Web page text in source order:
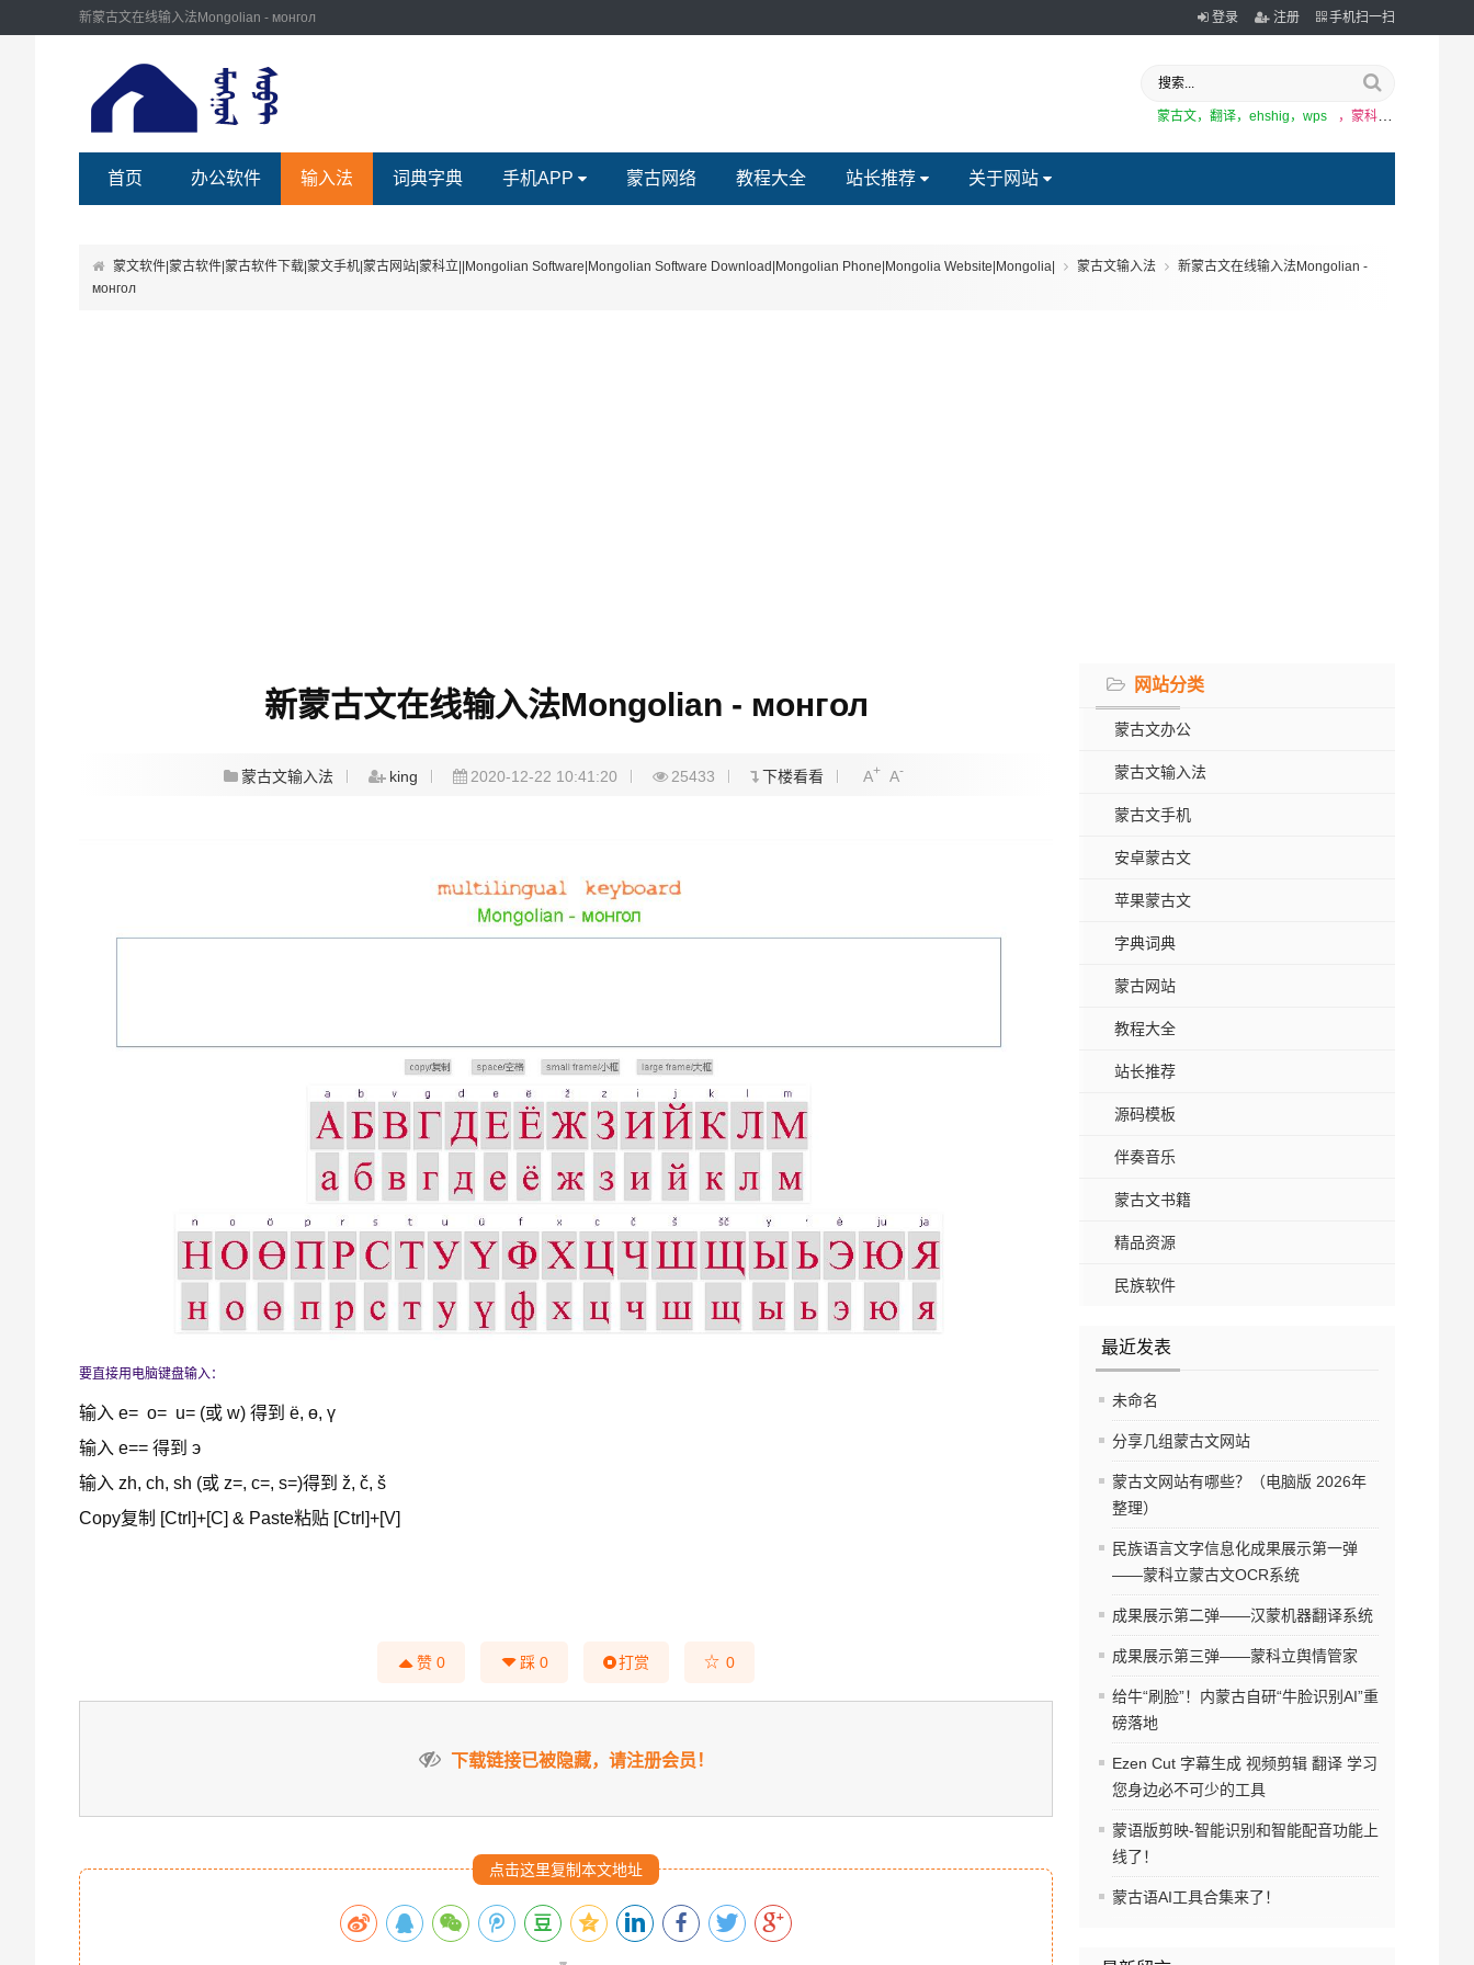
新蒙古文在线输入法Mongolian - монгол 登录 注册 手机扫一扫
蒙古文，翻译，ehshig，wps ，蒙科立
首页 办公软件 输入法 词典字典 手机APP 蒙古网络 教程大全 站长推荐 关于网站
蒙文软件|蒙古软件|蒙古软件下载|蒙文手机|蒙古网站|蒙科立||Mongolian Software|Mongolian Software Download|Mongolian Phone|Mongolia Website|Mongolia| 蒙古文输入法
新蒙古文在线输入法Mongolian -
монгол
网站分类
蒙古文办公
蒙古文输入法
蒙古文手机
安卓蒙古文
苹果蒙古文
字典词典
蒙古网站
教程大全
站长推荐
源码模板
伴奏音乐
蒙古文书籍
精品资源
民族软件
最近发表
未命名
分享几组蒙古文网站
蒙古文网站有哪些？（电脑版 2026年
整理）
民族语言文字信息化成果展示第一弹
——蒙科立蒙古文OCR系统
成果展示第二弹——汉蒙机器翻译系统
成果展示第三弹——蒙科立舆情管家
给牛“刷脸”！内蒙古自研“牛脸识别AI”重
磅落地
Ezen Cut 字幕生成 视频剪辑 翻译 学习
您身边必不可少的工具
蒙语版剪映-智能识别和智能配音功能上
线了！
蒙古语AI工具合集来了！
新蒙古文在线输入法Mongolian - монгол
蒙古文输入法 king 2020-12-22 10:41:20 25433 下楼看看 A+ A-
要直接用电脑键盘输入：
输入 e= o= u= (或 w) 得到 ё, ө, ү
输入 e== 得到 э
输入 zh, ch, sh (或 z=, c=, s=)得到 ž, č, š
Copy复制 [Ctrl]+[C] & Paste粘贴 [Ctrl]+[V]
赞 0 踩 0 打赏 ☆ 0
下载链接已被隐藏，请注册会员！
点击这里复制本文地址